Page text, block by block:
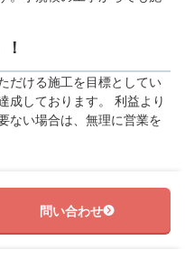
だける施工を目標としてい
成しております。 利益より
ない場合は、無理に営業を
問い合わせ